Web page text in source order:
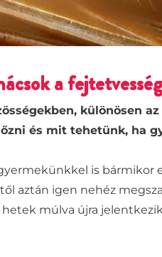
a
különösen
és mit tehetünk, ha
is bármikor
aztán igen nehéz
múlva újra